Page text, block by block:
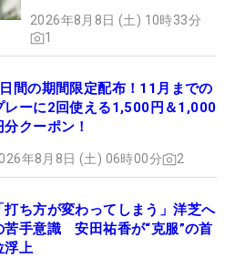
2026年8月8日 (土) 10時33分
1
間の期間限定配布！11月までの
レーに2回使える1,500円＆1,000
分クーポン！
年8月8日 (土) 06時00分 2
「打ち方が変わってしまう」洋芝へ
苦手意識 安田祐香が“克服”の首
浮上